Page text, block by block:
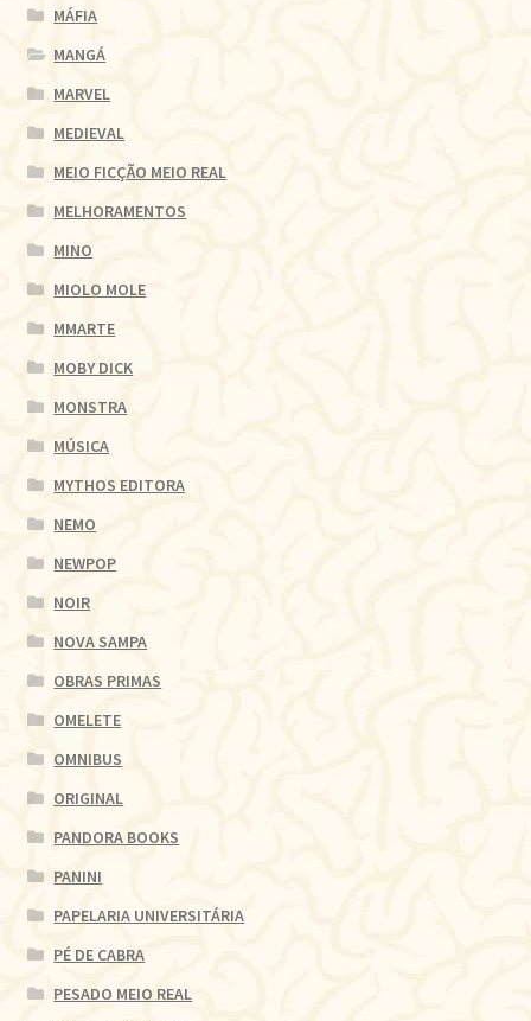
MÁFIA
MANGÁ
MARVEL
MEDIEVAL
MEIO FICÇÃO MEIO REAL
MELHORAMENTOS
MINO
MIOLO MOLE
MMARTE
MOBY DICK
MONSTRA
MÚSICA
MYTHOS EDITORA
NEMO
NEWPOP
NOIR
NOVA SAMPA
OBRAS PRIMAS
OMELETE
OMNIBUS
ORIGINAL
PANDORA BOOKS
PANINI
PAPELARIA UNIVERSITÁRIA
PÉ DE CABRA
PESADO MEIO REAL